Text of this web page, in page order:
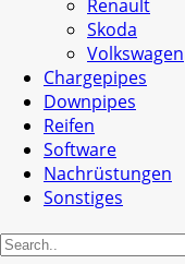
Renault
Skoda
Volkswagen
Chargepipes
Downpipes
Reifen
Software
Nachrüstungen
Sonstiges